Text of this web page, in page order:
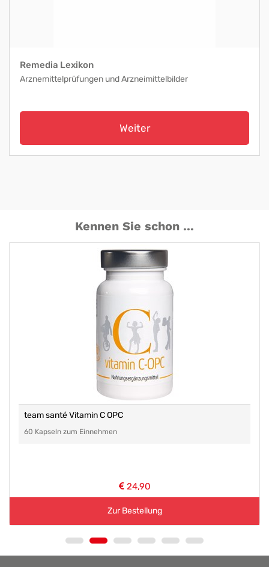
Remedia Lexikon
Arznemittelprüfungen und Arzneimittelbilder
Weiter
Kennen Sie schon ...
team santé Vitamin C OPC
60 Kapseln zum Einnehmen
24,90
Zur Bestellung